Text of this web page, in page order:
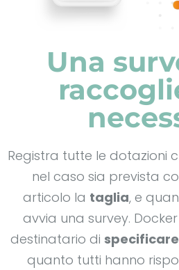
Una
Registra tutte le dotazioni
nel caso sia prevista
articolo la taglia, e
avvia una survey.
destinatario di
quanto tutti hanno